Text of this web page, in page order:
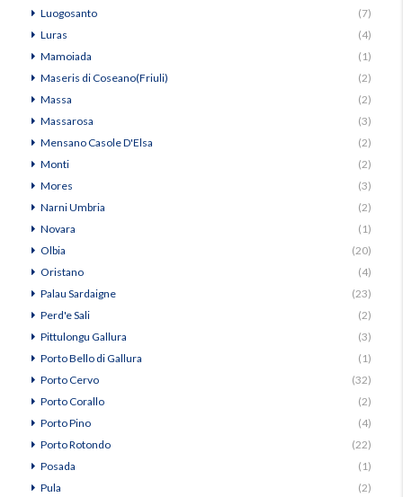
Luogosanto
(7)
Luras
(4)
Mamoiada
(1)
Maseris di Coseano(Friuli)
(2)
Massa
(2)
Massarosa
(3)
Mensano Casole D'Elsa
(2)
Monti
(2)
Mores
(3)
Narni Umbria
(2)
Novara
(1)
Olbia
(20)
Oristano
(4)
Palau Sardaigne
(23)
Perd'e Sali
(2)
Pittulongu Gallura
(3)
Porto Bello di Gallura
(1)
Porto Cervo
(32)
Porto Corallo
(2)
Porto Pino
(4)
Porto Rotondo
(22)
Posada
(1)
Pula
(2)